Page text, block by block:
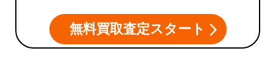
無料買取査定スタート